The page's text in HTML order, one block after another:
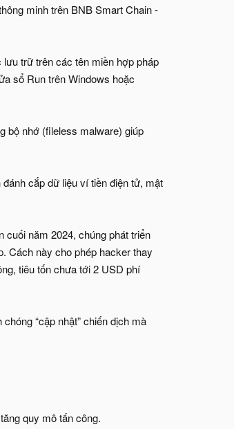
minh trên BNB Smart Chain -
trữ trên các tên miền hợp pháp
sổ Run trên Windows hoặc
bộ nhớ (fileless malware) giúp
cắp dữ liệu ví tiền điện tử, mật
cuối năm 2024, chúng phát triển
Cách này cho phép hacker thay
tiêu tốn chưa tới 2 USD phí
“cập nhật” chiến dịch mà
quy mô tấn công.